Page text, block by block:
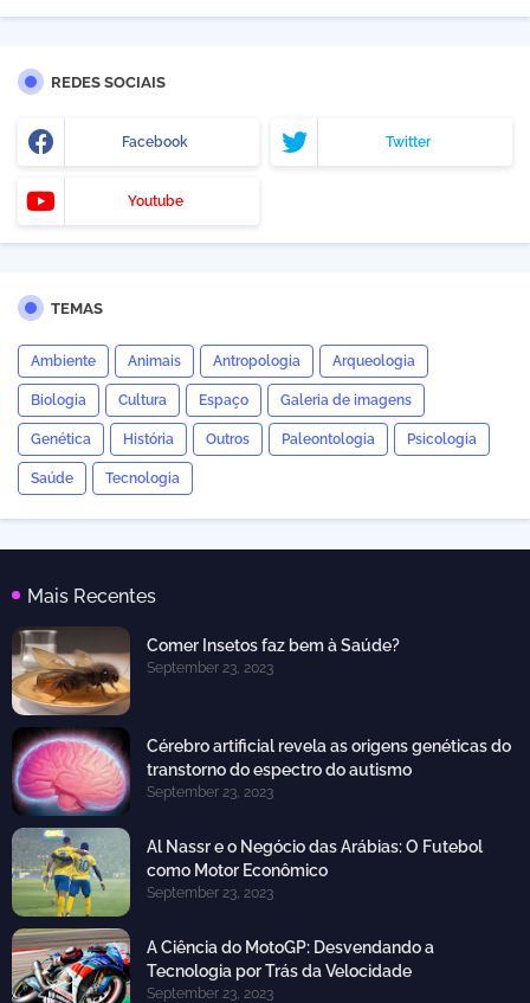
REDES SOCIAIS
Facebook Twitter
Youtube
TEMAS
Ambiente Animais Antropologia Arqueologia
Biologia Cultura Espaço Galeria de imagens
Genética História Outros Paleontologia Psicologia
Saúde Tecnologia
Mais Recentes
Comer Insetos faz bem à Saúde?
September 23, 2023
Cérebro artificial revela as origens genéticas do
transtorno do espectro do autismo
September 23, 2023
Al Nassr e o Negócio das Arábias: O Futebol
como Motor Econômico
September 23, 2023
A Ciência do MotoGP: Desvendando a
Tecnologia por Trás da Velocidade
September 23, 2023